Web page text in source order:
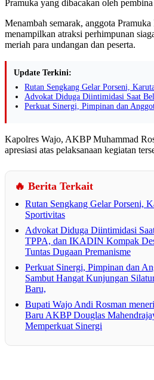
Pramuka yang dibacakan oleh pembina
Menambah semarak, anggota
menampilkan atraksi perhimpunan
meriah para undangan dan peserta.
Update Terkini:
Rutan Sengkang Gelar Porseni,
Advokat Diduga Diintimidasi Saat
Perkuat Sinergi, Pimpinan dan
Kapolres Wajo, AKBP Muhammad
apresiasi atas pelaksanaan kegiatan
🔥 Berita Terkait
Rutan Sengkang Gelar Porseni,
Sportivitas
Advokat Diduga Diintimidasi
TPPA, dan IKADIN Kompak
Tuntas Dugaan Premanisme
Perkuat Sinergi, Pimpinan dan
Sambut Hangat Kunjungan
Baru,
Bupati Wajo Andi Rosman
Baru AKBP Douglas
Memperkuat Sinergi